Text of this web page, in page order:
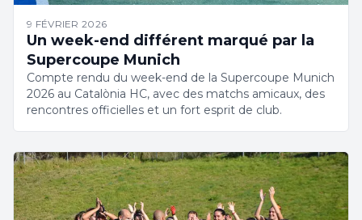
9 FÉVRIER 2026
Un week-end différent marqué par la
Supercoupe Munich
Compte rendu du week-end de la Supercoupe Munich
2026 au Catalònia HC, avec des matchs amicaux, des
rencontres officielles et un fort esprit de club.